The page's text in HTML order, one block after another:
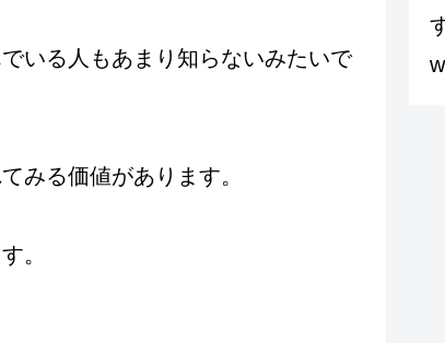
いる人もあまり知らないみたいで
みる価値があります。
。